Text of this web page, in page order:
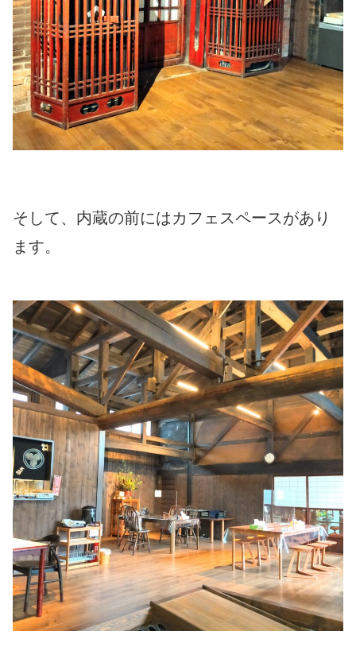
そして、内蔵の前にはカフェスペースがあり
ます。